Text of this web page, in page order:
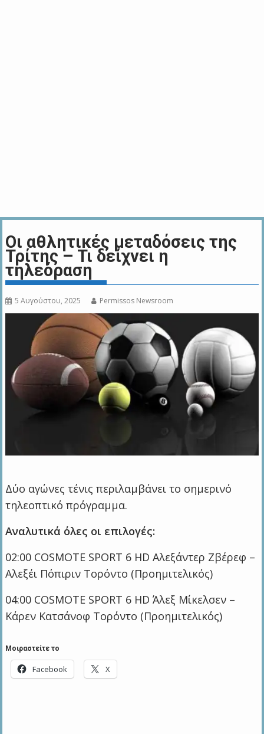
Οι αθλητικές μεταδόσεις της
Τρίτης – Τι δείχνει η
τηλεόραση
5 Αυγούστου, 2025 Permissos Newsroom
Δύο αγώνες τένις περιλαμβάνει το σημερινό
τηλεοπτικό πρόγραμμα.
Αναλυτικά όλες οι επιλογές:
02:00 COSMOTE SPORT 6 HD Αλεξάντερ Ζβέρεφ –
Αλεξέι Πόπιριν Τορόντο (Προημιτελικός)
04:00 COSMOTE SPORT 6 HD Άλεξ Μίκελσεν –
Κάρεν Κατσάνοφ Τορόντο (Προημιτελικός)
Μοιραστείτε το
Facebook X